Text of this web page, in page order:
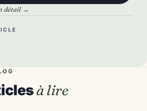
détail →
à lire